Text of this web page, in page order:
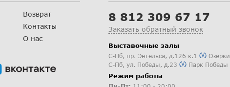
Возврат
Контакты
О нас
8 812 309 67 17
Заказать обратный звонок
Выставочные залы
С-Пб, пр. Энгельса, д.126 к.1
Озерки
С-Пб, ул. Победы, д.23 Парк Победы
Режим работы